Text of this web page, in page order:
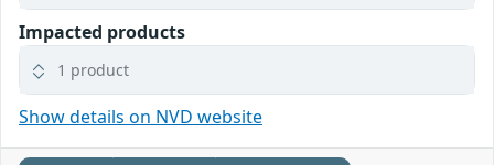
Impacted products
1 product
Show details on NVD website